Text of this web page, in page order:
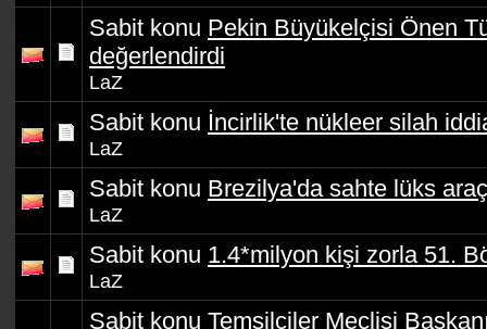
Sabit konu Pekin Büyükelçisi Önen
değerlendirdi
LaZ
Sabit konu İncirlik'te nükleer silah
LaZ
Sabit konu Brezilya'da sahte lüks
LaZ
Sabit konu 1.4*milyon kişi zorla 51.
LaZ
Sabit konu Temsilciler Meclisi